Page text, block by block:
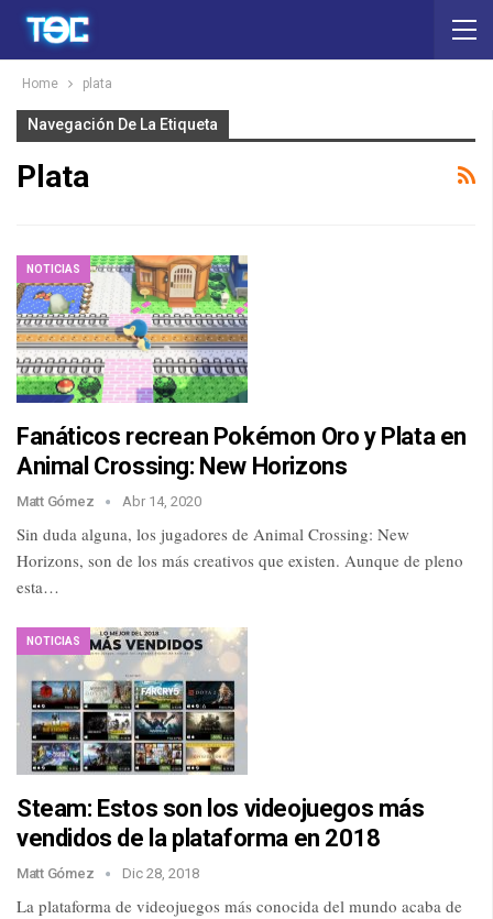
Home plata
Navegación De La Etiqueta
Plata
NOTICIAS
Fanáticos recrean Pokémon Oro y Plata en
Animal Crossing: New Horizons
Matt Gómez Abr 14, 2020
Sin duda alguna, los jugadores de Animal Crossing: New
Horizons, son de los más creativos que existen. Aunque de pleno
esta…
NOTICIAS
Steam: Estos son los videojuegos más
vendidos de la plataforma en 2018
Matt Gómez Dic 28, 2018
La plataforma de videojuegos más conocida del mundo acaba de